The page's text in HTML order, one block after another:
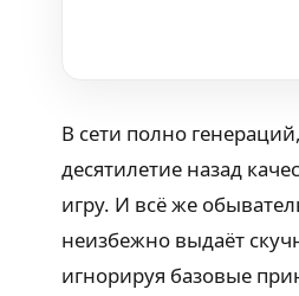
В сети полно
десятилетие назад
игру. И всё же
неизбежно выдаёт
игнорируя базовые